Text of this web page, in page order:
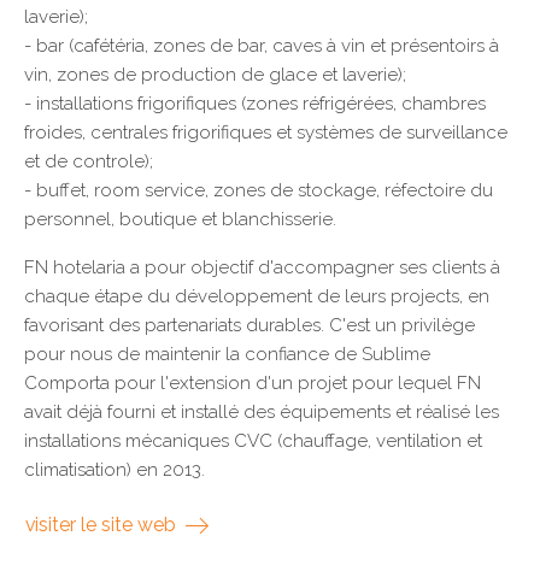
laverie);
- bar (cafétéria, zones de bar, caves à vin et présentoirs à
vin, zones de production de glace et laverie);
- installations frigorifiques (zones réfrigérées, chambres
froides, centrales frigorifiques et systèmes de surveillance
et de controle);
- buffet, room service, zones de stockage, réfectoire du
personnel, boutique et blanchisserie.
FN hotelaria a pour objectif d'accompagner ses clients à
chaque étape du développement de leurs projects, en
favorisant des partenariats durables. C'est un privilège
pour nous de maintenir la confiance de Sublime
Comporta pour l'extension d'un projet pour lequel FN
avait déjà fourni et installé des équipements et réalisé les
installations mécaniques CVC (chauffage, ventilation et
climatisation) en 2013.
visiter le site web